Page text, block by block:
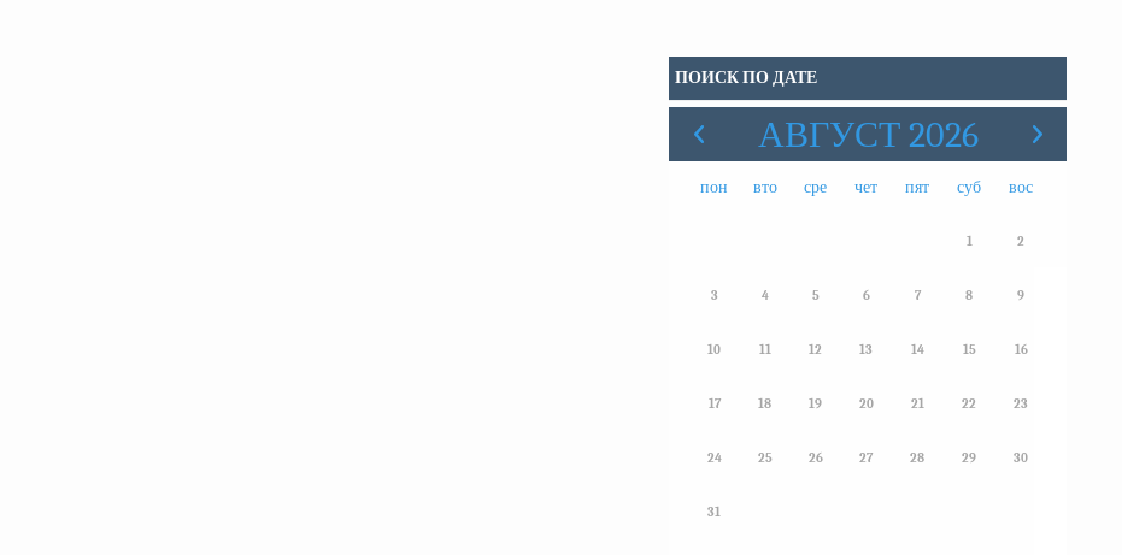
ПОИСК ПО ДАТЕ
АВГУСТ 2026
пон вто сре чет пят суб вос
1 2
3 4 5 6 7 8 9
10 11 12 13 14 15 16
17 18 19 20 21 22 23
24 25 26 27 28 29 30
31